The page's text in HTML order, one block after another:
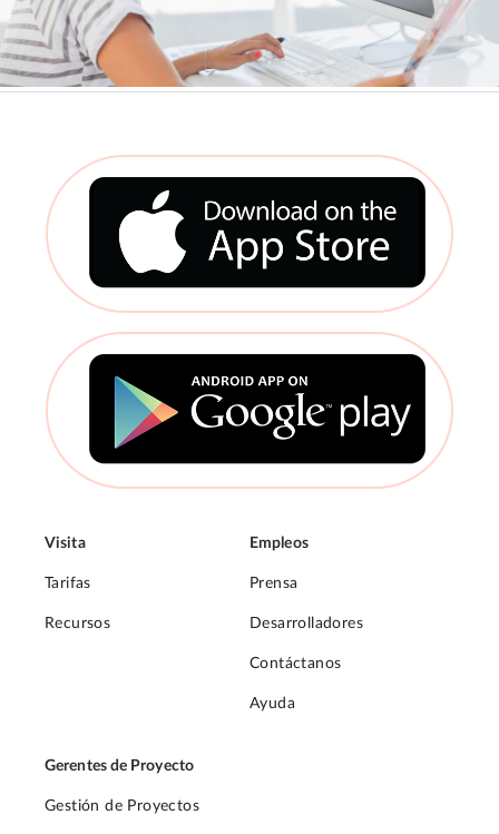
Visita
Tarifas
Recursos
Empleos
Prensa
Desarrolladores
Contáctanos
Ayuda
Gerentes de Proyecto
Gestión de Proyectos